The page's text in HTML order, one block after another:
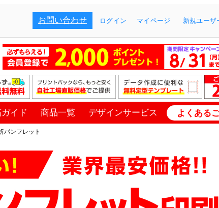
お問い合わせ ログイン マイページ 新規ユーザ
イド 商品一覧 デザインサービス よくある
パンフレット